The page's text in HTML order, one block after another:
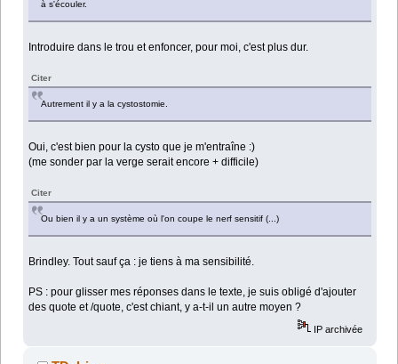
à s'écouler.
Introduire dans le trou et enfoncer, pour moi, c'est plus dur.
Citer
Autrement il y a la cystostomie.
Oui, c'est bien pour la cysto que je m'entraîne :)
(me sonder par la verge serait encore + difficile)
Citer
Ou bien il y a un système où l'on coupe le nerf sensitif (...)
Brindley. Tout sauf ça : je tiens à ma sensibilité.
PS : pour glisser mes réponses dans le texte, je suis obligé d'ajouter
des quote et /quote, c'est chiant, y a-t-il un autre moyen ?
IP archivée